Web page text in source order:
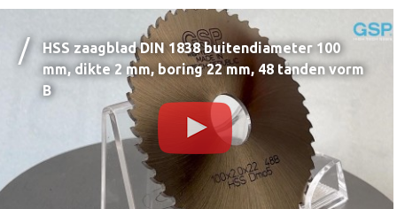
HSS zaagblad DIN 1838 buitendiameter 100
mm, dikte 2 mm, boring 22 mm, 48 tanden vorm
B